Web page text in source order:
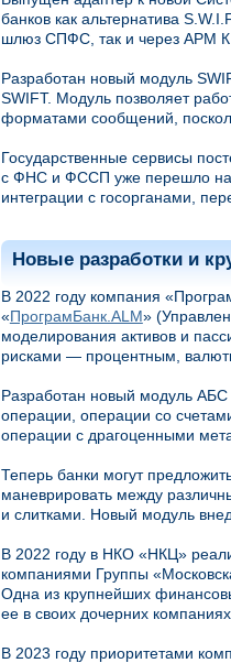
банков как альтернатива
шлюз СПФС, так и через АРМ
Разработан новый модуль
SWIFT. Модуль позволяет
форматами сообщений,
Государственные сервисы
с ФНС и ФССП уже перешло на
интеграции с госорганами,
Новые разработки и
В 2022 году компания
«ПрограмБанк.ALM»
моделирования активов и
рисками — процентным,
Разработан новый модуль
операции, операции со
операции с драгоценными
Теперь банки могут
маневрировать между
и слитками. Новый модуль
В 2022 году в НКО «НКЦ»
компаниями Группы
Одна из крупнейших
ее в своих дочерних
В 2023 году приоритетами